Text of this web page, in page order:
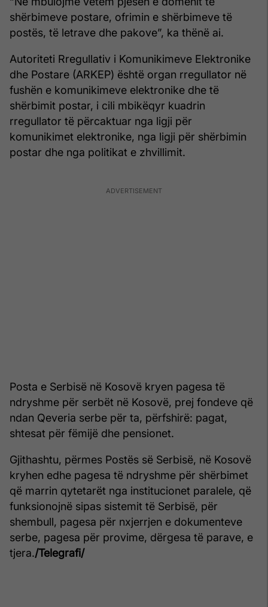
shërbimeve postare, ofrimin e shërbimeve të
postës, të letrave dhe pakove”, ka thënë ai.
Autoriteti Rregullativ i Komunikimeve Elektronike
dhe Postare (ARKEP) është organ rregullator në
fushën e komunikimeve elektronike dhe të
shërbimit postar, i cili mbikëqyr kuadrin
rregullator të përcaktuar nga ligji për
komunikimet elektronike, nga ligji për shërbimin
postar dhe nga politikat e zhvillimit.
Posta e Serbisë në Kosovë kryen pagesa të
ndryshme për serbët në Kosovë, prej fondeve që
ndan Qeveria serbe për ta, përfshirë: pagat,
shtesat për fëmijë dhe pensionet.
Gjithashtu, përmes Postës së Serbisë, në Kosovë
kryhen edhe pagesa të ndryshme për shërbimet
që marrin qytetarët nga institucionet paralele, që
funksionojnë sipas sistemit të Serbisë, për
shembull, pagesa për nxjerrjen e dokumenteve
serbe, pagesa për provime, dërgesa të parave, e
tjera./Telegrafi/